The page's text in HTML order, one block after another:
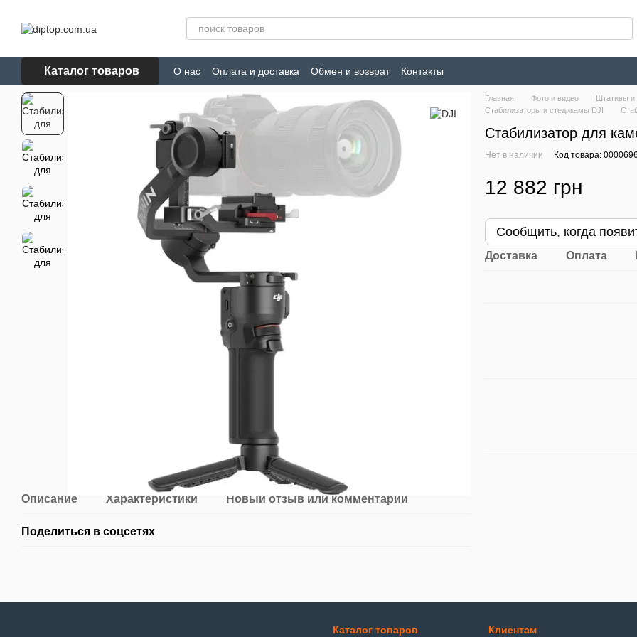
Каталог товаров О нас Оплата и доставка Обмен и возврат Контакты
Описание Характеристики Новый отзыв или комментарий
Поделиться в соцсетях
Главная Фото и видео Штативы и
Стабилизаторы и стедикамы DJI
Стабилизатор для
Нет в наличии Код товара:
12 882 грн
Сообщить, когда
Доставка Оплата
Каталог товаров Клиентам